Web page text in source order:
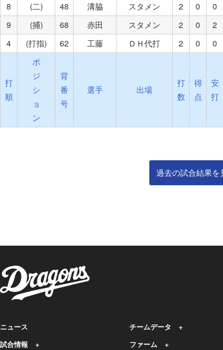
8
(二) 48 溝脇 スタメン 2 0
0
9
(捕) 68 赤田 スタメン 2 0
2
4
(打指) 62 工藤 ＤＨ代打 2 0 0
打
順
ポ
ジ
シ
ョ
ン
背
番
号
選手 出場
打
数
得
点
安
打
過去の試合結果
ニュース
試合情報
チームデータ
ファーム